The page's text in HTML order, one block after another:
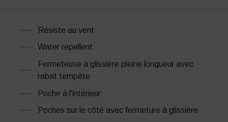
Résiste au vent
Water repellent
Fermeteuse à glissière pleine longueur avec
rabat tempête
Poche à l'intérieur
Poches sur le côté avec fermeture à glissière